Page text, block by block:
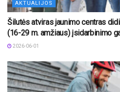
AKTUALIJOS
Šilutės atviras jaunimo centras
(16-29 m. amžiaus) įsidarbinimo
2026-06-01